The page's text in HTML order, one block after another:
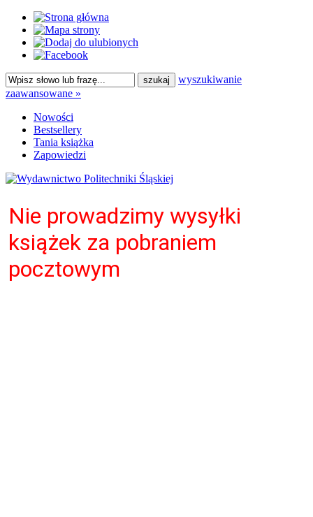
wyszukiwanie
zaawansowane »
Nowości
Bestsellery
Tania książka
Zapowiedzi
Nie prowadzimy wysyłki
książek za pobraniem
pocztowym